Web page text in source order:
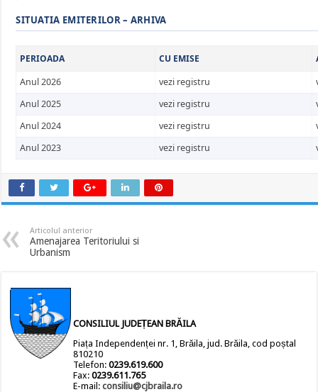
SITUATIA EMITERILOR – ARHIVA
PERIOADA CU EMISE
Anul 2026
vezi registru
Anul 2025
vezi registru
Anul 2024
vezi registru
Anul 2023
vezi registru
Articolul anterior
Amenajarea Teritoriului si
Urbanism
CONSILIUL JUDEȚEAN BRĂILA
Piața Independenței nr. 1, Brăila, jud. Brăila, cod poștal
810210
Telefon:0239.619.600
Fax:0239.611.765
E-mail:consiliu@cjbraila.ro